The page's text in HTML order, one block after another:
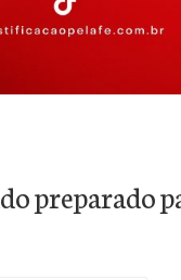
preparado